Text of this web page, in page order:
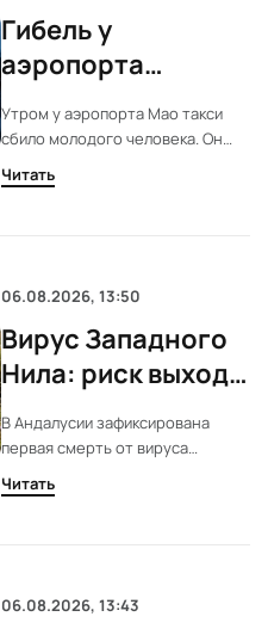
Гибель у
аэропорта
Менорки: такси
сбило человека на
дороге
Утром у аэропорта Мао такси
сбило молодого человека. Он
лежал на проезжей части.
Полиция ведёт следствие.
Читать
06.08.2026, 13:50
Вирус Западного
Нила: риск выхода
за пределы
Андалусии
В Андалусии зафиксирована
первая смерть от вируса
Западного Нила в этом сезоне.
Власти не исключают
сентябре.
Читать
06.08.2026, 13:43